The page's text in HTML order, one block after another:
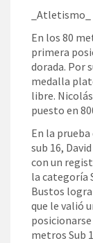
Atletismo
En los 80
primera
dorada. Por
medalla
libre.
puesto en
En la
sub 16,
con un
la categoría
Bustos
que le valió
metros Sub